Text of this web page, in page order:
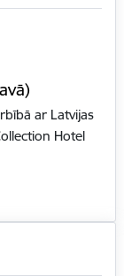
ar Latvijas
Hotel